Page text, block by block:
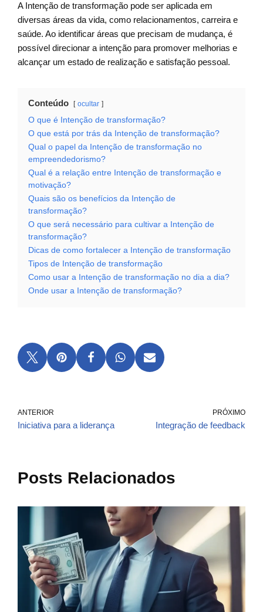
A Intenção de transformação pode ser aplicada em
diversas áreas da vida, como relacionamentos, carreira e
saúde. Ao identificar áreas que precisam de mudança, é
possível direcionar a intenção para promover melhorias e
alcançar um estado de realização e satisfação pessoal.
Conteúdo ocultar
O que é Intenção de transformação?
O que está por trás da Intenção de transformação?
Qual o papel da Intenção de transformação no
empreendedorismo?
Qual é a relação entre Intenção de transformação e
motivação?
Quais são os benefícios da Intenção de
transformação?
O que será necessário para cultivar a Intenção de
transformação?
Dicas de como fortalecer a Intenção de transformação
Tipos de Intenção de transformação
Como usar a Intenção de transformação no dia a dia?
Onde usar a Intenção de transformação?
ANTERIOR
Iniciativa para a liderança
PRÓXIMO
Integração de feedback
Posts Relacionados